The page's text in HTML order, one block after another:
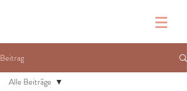
Beitrag
Alle Beiträge